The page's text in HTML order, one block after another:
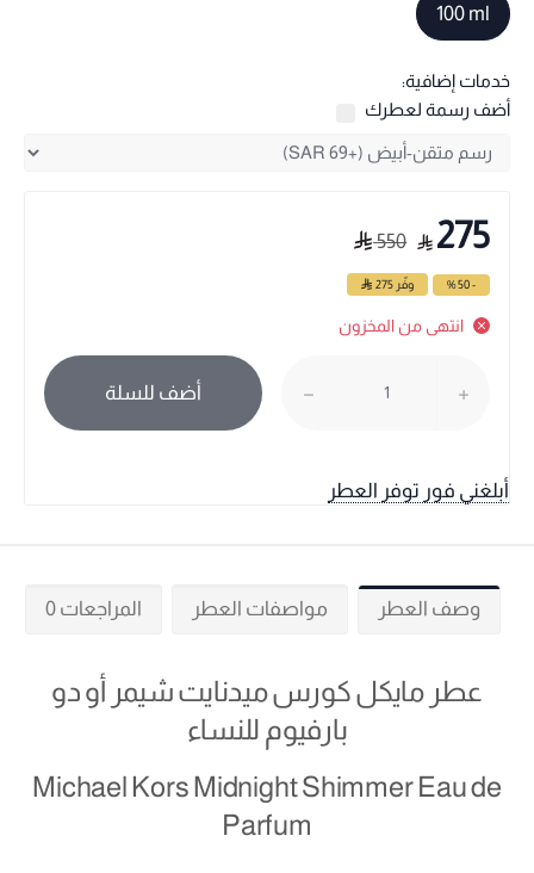
100 ml
خدمات إضافية:
أضف رسمة لعطرك
275
550
- 50 % وفّر 275
انتهى من المخزون
أضف للسلة
أبلغني فور توفر العطر
وصف العطر مواصفات العطر المراجعات 0
عطر مايكل كورس ميدنايت شيمر أو دو
بارفيوم للنساء
Michael Kors Midnight Shimmer Eau de
Parfum